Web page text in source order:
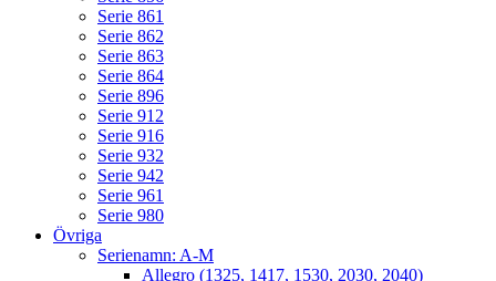
Serie 861
Serie 862
Serie 863
Serie 864
Serie 896
Serie 912
Serie 916
Serie 932
Serie 942
Serie 961
Serie 980
Övriga
Serienamn: A-M
Allegro (1325, 1417, 1530, 2030, 2040)